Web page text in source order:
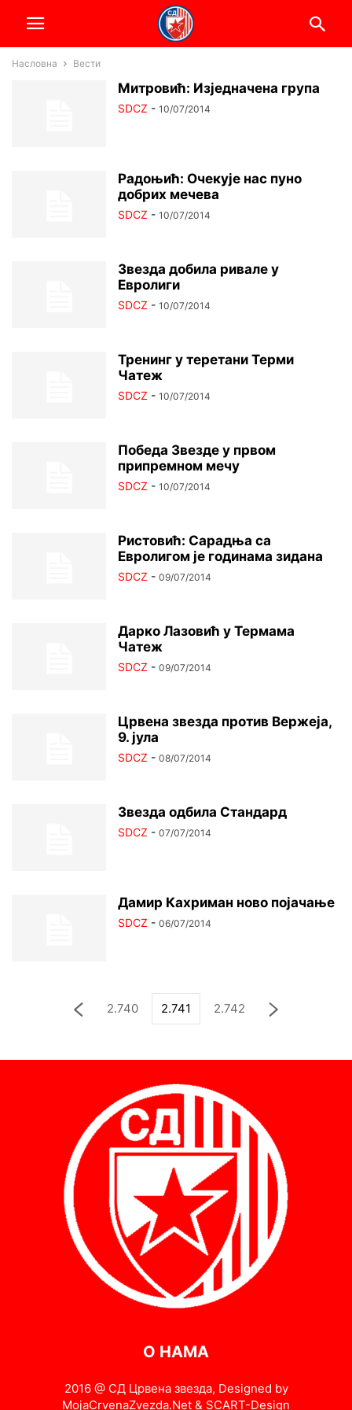
Насловна Вести
Митровић: Изједначена група
SDCZ - 10/07/2014
Радоњић: Очекује нас пуно
добрих мечева
SDCZ - 10/07/2014
Звезда добила ривале у
Евролиги
SDCZ - 10/07/2014
Тренинг у теретани Терми
Чатеж
SDCZ - 10/07/2014
Победа Звезде у првом
припремном мечу
SDCZ - 10/07/2014
Ристовић: Сарадња са
Евролигом је годинама зидана
SDCZ - 09/07/2014
Дарко Лазовић у Термама
Чатеж
SDCZ - 09/07/2014
Црвена звезда против Вержеја,
9. јула
SDCZ - 08/07/2014
Звезда одбила Стандард
SDCZ - 07/07/2014
Дамир Кахриман ново појачање
SDCZ - 06/07/2014
2.740 2.741 2.742
О НАМА
2016 @ СД Црвена звезда, Designed by
MojaCrvenaZvezda.Net & SCART-Design